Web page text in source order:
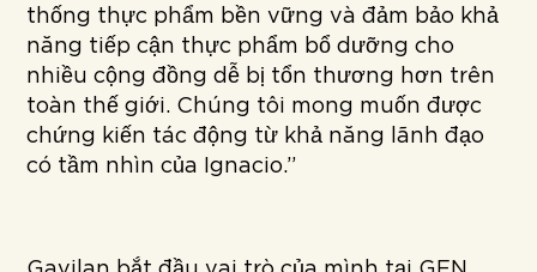
thống thực phẩm bền vững và đảm bảo khả
năng tiếp cận thực phẩm bổ dưỡng cho
nhiều cộng đồng dễ bị tổn thương hơn trên
toàn thế giới. Chúng tôi mong muốn được
chứng kiến tác động từ khả năng lãnh đạo
có tầm nhìn của Ignacio.”